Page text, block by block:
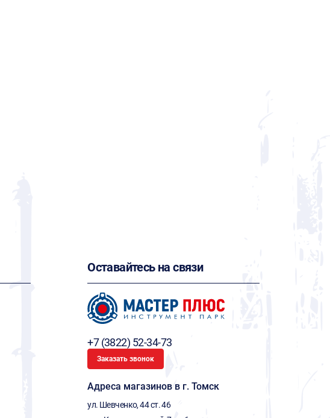
Оставайтесь на связи
+7 (3822) 52-34-73
Заказать звонок
Адреса магазинов в г. Томск
ул. Шевченко, 44 ст. 46